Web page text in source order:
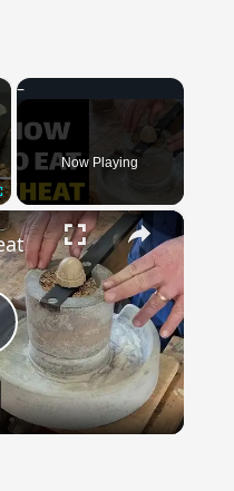
×
Fullscreen
Now Playing
×